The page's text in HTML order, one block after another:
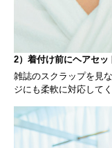
2）着付け前にヘアセッ
雑誌のスクラップを見
ジにも柔軟に対応してく